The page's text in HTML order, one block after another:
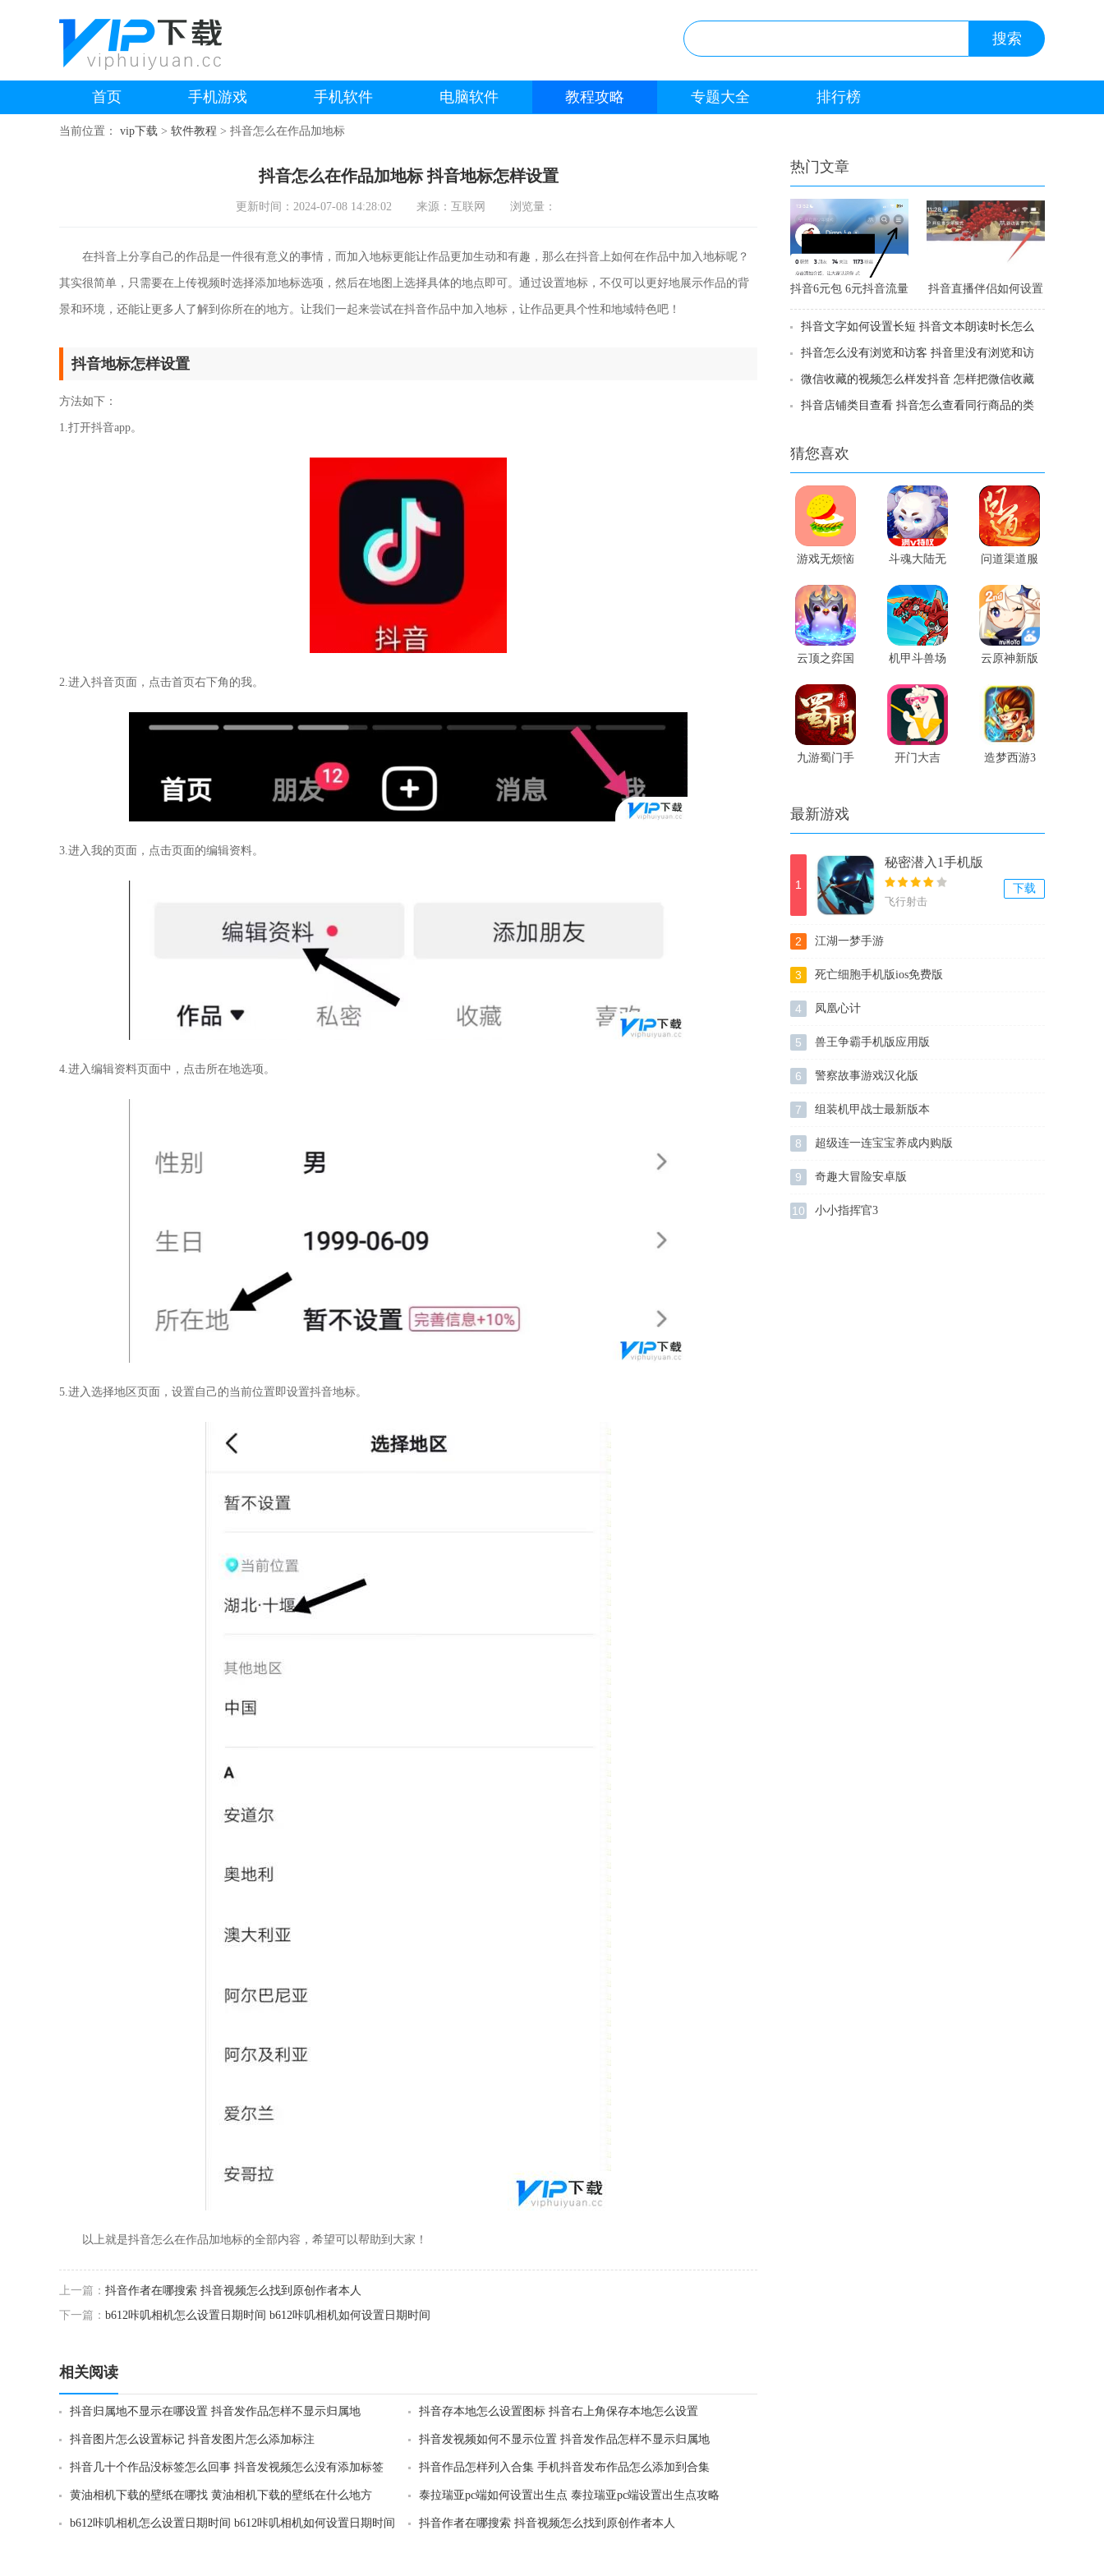
首页 手机游戏 手机软件 电脑软件 教程攻略 专题大全 排行榜
当前位置： vip下载 > 软件教程 > 抖音怎么在作品加地标
抖音怎么在作品加地标 抖音地标怎样设置
更新时间：2024-07-08 14:28:02 来源：互联网 浏览量：
在抖音上分享自己的作品是一件很有意义的事情，而加入地标更能让作品更加生动和有趣，那么在抖音上如何在作品中加入地标呢？
其实很简单，只需要在上传视频时选择添加地标选项，然后在地图上选择具体的地点即可。通过设置地标，不仅可以更好地展示作品的背
景和环境，还能让更多人了解到你所在的地方。让我们一起来尝试在抖音作品中加入地标，让作品更具个性和地域特色吧！
抖音地标怎样设置
方法如下：
1.打开抖音app。
2.进入抖音页面，点击首页右下角的我。
3.进入我的页面，点击页面的编辑资料。
4.进入编辑资料页面中，点击所在地选项。
5.进入选择地区页面，设置自己的当前位置即设置抖音地标。
以上就是抖音怎么在作品加地标的全部内容，希望可以帮助到大家！
上一篇： 抖音作者在哪搜索 抖音视频怎么找到原创作者本人
下一篇： b612咔叽相机怎么设置日期时间 b612咔叽相机如何设置日期时间
相关阅读
抖音归属地不显示在哪设置 抖音发作品怎样不显示归属地 抖音存本地怎么设置图标 抖音右上角保存本地怎么设置
抖音图片怎么设置标记 抖音发图片怎么添加标注 抖音发视频如何不显示位置 抖音发作品怎样不显示归属地
抖音几十个作品没标签怎么回事 抖音发视频怎么没有添加标签 抖音作品怎样列入合集 手机抖音发布作品怎么添加到合集
黄油相机下载的壁纸在哪找 黄油相机下载的壁纸在什么地方 泰拉瑞亚pc端如何设置出生点 泰拉瑞亚pc端设置出生点攻略
b612咔叽相机怎么设置日期时间 b612咔叽相机如何设置日期时间 抖音作者在哪搜索 抖音视频怎么找到原创作者本人
热门文章
抖音6元包 6元抖音流量
包怎么开通
抖音直播伴侣如何设置
观众隐私权限 抖音直播
如何设置客户隐私
抖音文字如何设置长短 抖音文本朗读时长怎么
延长
抖音怎么没有浏览和访客 抖音里没有浏览和访
客设置怎么办
微信收藏的视频怎么样发抖音 怎样把微信收藏
发到抖音上
抖音店铺类目查看 抖音怎么查看同行商品的类
猜您喜欢
游戏无烦恼
厨房版
斗魂大陆无
限钻石版手
机游戏
问道渠道服
云顶之弈国
际版
机甲斗兽场
游戏内测版
云原神新版
九游蜀门手 开门大吉 造梦西游3
最新游戏
1
秘密潜入1手机版
飞行射击
下载
2 江湖一梦手游
3 死亡细胞手机版ios免费版
4 凤凰心计
5 兽王争霸手机版应用版
6 警察故事游戏汉化版
7 组装机甲战士最新版本
8 超级连一连宝宝养成内购版
9 奇趣大冒险安卓版
10 小小指挥官3